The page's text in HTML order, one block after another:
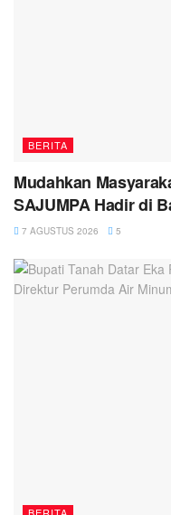
BERITA
Mudahkan
SAJUMPA Hadir di
7 AGUSTUS 2026 5
BERITA